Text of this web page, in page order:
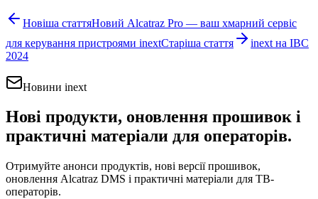
Новіша статтяНовий Alcatraz Pro — ваш хмарний сервіс
для керування пристроями inextСтаріша стаття
inext на IBC
2024
Новини inext
Нові продукти, оновлення прошивок і
практичні матеріали для операторів.
Отримуйте анонси продуктів, нові версії прошивок,
оновлення Alcatraz DMS і практичні матеріали для ТВ-
операторів.